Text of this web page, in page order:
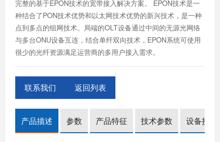
完整的基于EPON技术的宽带接入解决方案。 EPON技术是一
种结合了PON技术优势和以太网技术优势的新兴技术，是一种
点到多点的组网技术。局端的OLT设备通过中间的无源光网络
与多台ONU设备互连，结合单纤双向技术，EPON系统可使用
很少的光纤资源满足运营商的多用户接入需求。
联系我们 返回列表
产品描述 参数 产品特征 技术参数 设备接